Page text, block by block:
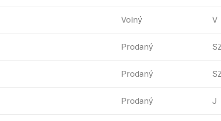
Volný V
Prodaný
Prodaný
Prodaný J